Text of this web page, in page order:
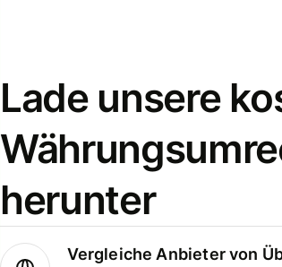
Lade unsere
herunter
Vergleiche Anbieter von